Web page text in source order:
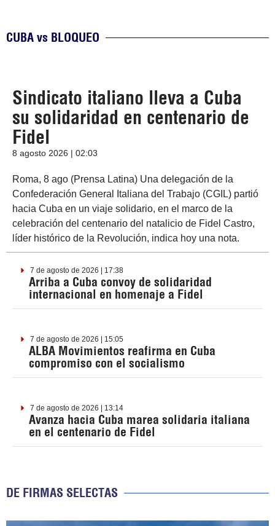
CUBA vs BLOQUEO
Sindicato italiano lleva a Cuba
su solidaridad en centenario de
Fidel
8 agosto 2026 | 02:03
Roma, 8 ago (Prensa Latina) Una delegación de la
Confederación General Italiana del Trabajo (CGIL) partió
hacia Cuba en un viaje solidario, en el marco de la
celebración del centenario del natalicio de Fidel Castro,
líder histórico de la Revolución, indica hoy una nota.
7 de agosto de 2026 | 17:38
Arriba a Cuba convoy de solidaridad
internacional en homenaje a Fidel
7 de agosto de 2026 | 15:05
ALBA Movimientos reafirma en Cuba
compromiso con el socialismo
7 de agosto de 2026 | 13:14
Avanza hacia Cuba marea solidaria italiana
en el centenario de Fidel
DE FIRMAS SELECTAS